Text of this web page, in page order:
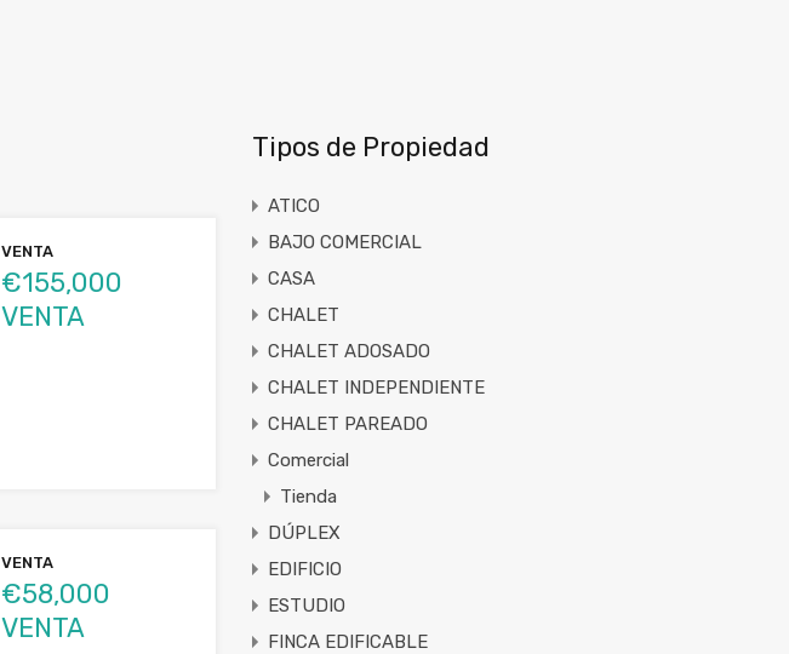
VENTA
€155,000
VENTA
VENTA
€58,000
VENTA
Tipos de Propiedad
ATICO
BAJO COMERCIAL
CASA
CHALET
CHALET ADOSADO
CHALET INDEPENDIENTE
CHALET PAREADO
Comercial
Tienda
DÚPLEX
EDIFICIO
ESTUDIO
FINCA EDIFICABLE